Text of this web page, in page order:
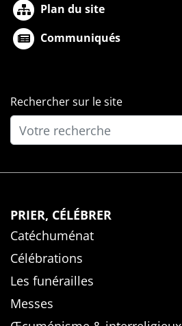
Plan du site
Communiqués
Rechercher sur le site
PRIER, CÉLÉBRER
Catéchuménat
Célébrations
Les funérailles
Messes